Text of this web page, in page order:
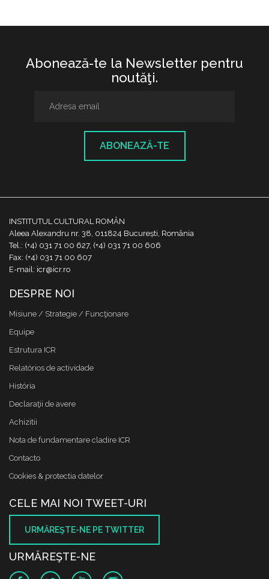
Abonează-te la Newsletter pentru
noutăţi.
ABONEAZĂ-TE
INSTITUTUL CULTURAL ROMÂN
Aleea Alexandru nr. 38, 011824 București, România
Tel.: (+4) 031 71 00 627, (+4) 031 71 00 606
Fax: (+4) 031 71 00 607
E-mail: icr@icr.ro
DESPRE NOI
Misiune / Strategie / Funcţionare
Equipe
Estrutura ICR
Relatórios de actividade
História
Declaraţii de avere
Achizitii
Nota de fundamentare cladire ICR
Contacto
Cookies & protectia datelor
CELE MAI NOI TWEET-URI
URMĂREŞTE-NE PE TWITTER
URMĂREŞTE-NE